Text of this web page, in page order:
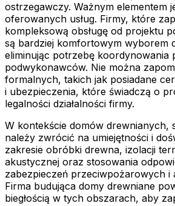
ostrzegawczy. Ważnym elementem
oferowanych usług. Firmy, które
kompleksową obsługę od projektu
są bardziej komfortowym wyborem
eliminując potrzebę koordynowania
podwykonawców. Nie można
formalnych, takich jak posiadane
i ubezpieczenia, które świadczą o
legalności działalności firmy.
W kontekście domów drewnianych,
należy zwrócić na umiejętności i
zakresie obróbki drewna, izolacji
akustycznej oraz stosowania
zabezpieczeń przeciwpożarowych i
Firma budująca domy drewniane
biegłością w tych obszarach, aby